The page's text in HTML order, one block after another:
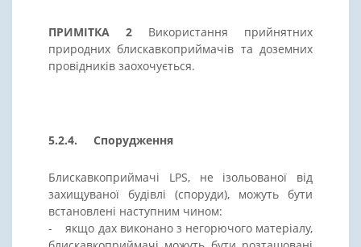
ПРИМІТКА 2 Використання прийнятних
природних блискавкоприймачів та доземних
провідників заохочується.
5.2.4. Спорудження
Блискавкоприймачі LPS, не ізольованої від
захищуваної будівлі (споруди), можуть бути
встановлені наступним чином:
- якщо дах виконано з негорючого матеріалу,